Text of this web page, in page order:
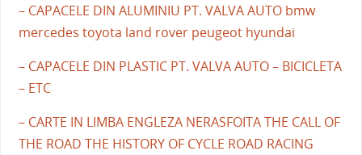
– CAPACELE DIN ALUMINIU PT. VALVA AUTO bmw
mercedes toyota land rover peugeot hyundai
– CAPACELE DIN PLASTIC PT. VALVA AUTO – BICICLETA
– ETC
– CARTE IN LIMBA ENGLEZA NERASFOITA THE CALL OF
THE ROAD THE HISTORY OF CYCLE ROAD RACING